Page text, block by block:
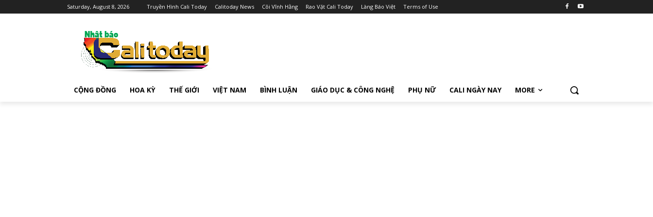
Saturday, August 8, 2026 Truyền Hình Cali Today Calitoday News Cõi Vĩnh Hằng Rao Vặt Cali Today Làng Báo Việt Terms of Use
CỘNG ĐỒNG HOA KỲ THẾ GIỚI VIỆT NAM BÌNH LUẬN GIÁO DỤC & CÔNG NGHỆ PHỤ NỮ CALI NGÀY NAY MORE